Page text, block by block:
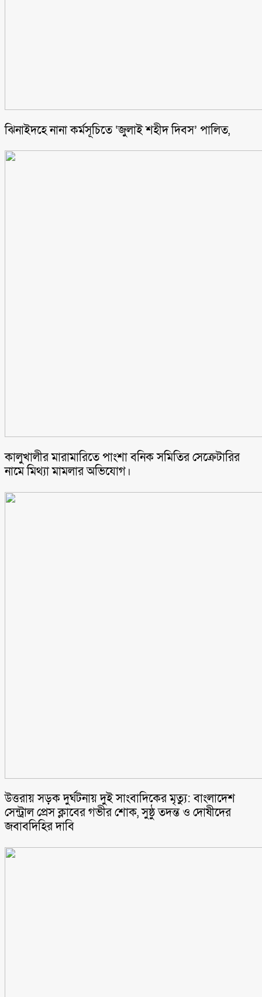
ঝিনাইদহে নানা কর্মসূচিতে ‘জুলাই শহীদ দিবস’ পালিত,
কালুখালীর মারামারিতে পাংশা বনিক সমিতির সেক্রেটারির
নামে মিথ্যা মামলার অভিযোগ।
উত্তরায় সড়ক দুর্ঘটনায় দুই সাংবাদিকের মৃত্যু: বাংলাদেশ
সেন্ট্রাল প্রেস ক্লাবের গভীর শোক, সুষ্ঠু তদন্ত ও দোষীদের
জবাবদিহির দাবি